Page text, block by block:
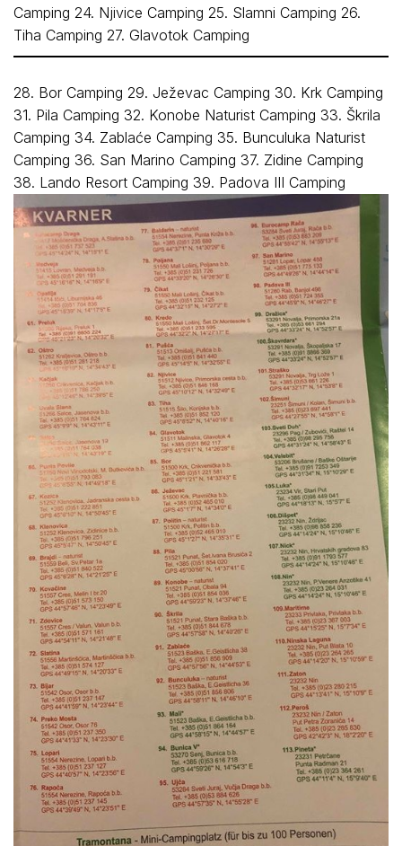
Camping 24. Njivice Camping 25. Slamni Camping 26.
Tiha Camping 27. Glavotok Camping
28. Bor Camping 29. Ježevac Camping 30. Krk Camping
31. Pila Camping 32. Konobe Naturist Camping 33. Škrila
Camping 34. Zablaće Camping 35. Bunculuka Naturist
Camping 36. San Marino Camping 37. Zidine Camping
38. Lando Resort Camping 39. Padova III Camping